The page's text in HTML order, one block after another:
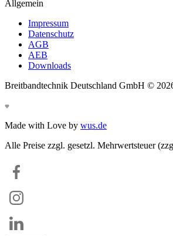
Allgemein
Impressum
Datenschutz
AGB
AEB
Downloads
Breitbandtechnik Deutschland GmbH ©
Made with Love by wus.de
Alle Preise zzgl. gesetzl. Mehrwertsteuer